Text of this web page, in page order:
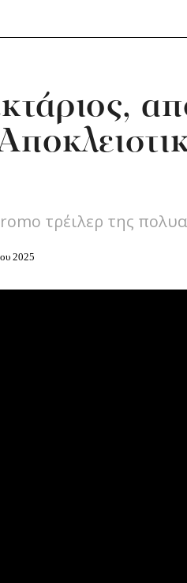
τρέιλερ της
2025